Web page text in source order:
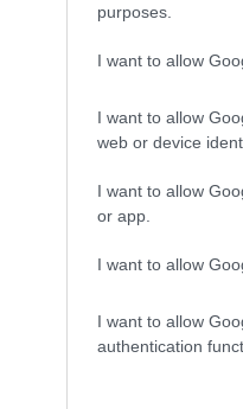
purposes.
I want to allow
I want to allow
web or device
I want to allow
or app.
I want to allow
I want to allow
authentication
👍 Ακολουθήστε
το
Αναλυτικότερα: